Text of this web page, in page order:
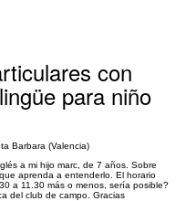
con
para niño
Barbara (Valencia)
a mi hijo marc, de 7 años. Sobre
aprenda a entenderlo. El horario
a 11.30 más o menos, sería posible?
del club de campo. Gracias